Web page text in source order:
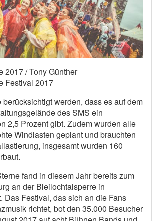
2017 / Tony Günther
Festival 2017
werden, dass es auf dem
des SMS ein
2,5 Prozent gibt. Zudem wurden alle
Windlasten geplant und brauchten
insgesamt wurden 160
fand in diesem Jahr bereits zum
an der Bleilochtalsperre in
Das Festival, das sich an die Fans
richtet, bot den 35.000 Besucher